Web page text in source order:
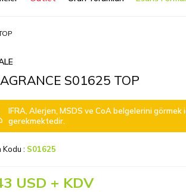
S01625 TOP
IFRA, Alerjen, MSDS ve CoA belgelerini görmek
gerekmektedir.
Kodu : S01625
USD + KDV